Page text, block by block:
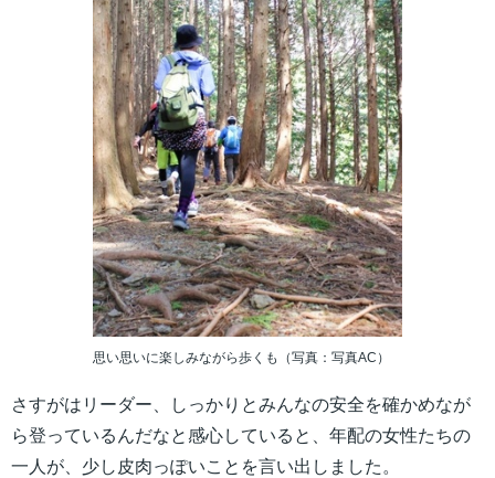
思い思いに楽しみながら歩くも（写真：写真AC）
さすがはリーダー、しっかりとみんなの安全を確かめなが
ら登っているんだなと感心していると、年配の女性たちの
一人が、少し皮肉っぽいことを言い出しました。